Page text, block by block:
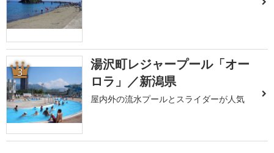
3
湯沢町レジャープール「オー
ロラ」／新潟県
屋内外の流水プールとスライダーが人気